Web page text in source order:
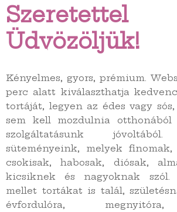
Szeretettel
Üdvözöljük!
Kényelmes, gyors, prémium.
perc alatt kiválaszthatja
tortáját, legyen az édes vagy
sem kell mozdulnia otthonából
szolgáltatásunk jóvoltából.
süteményeink, melyek finomak,
csokisak, habosak, diósak,
kicsiknek és nagyoknak szól.
mellet tortákat is talál,
évfordulóra,